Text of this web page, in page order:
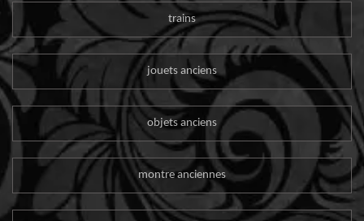
trains
jouets anciens
objets anciens
montre anciennes